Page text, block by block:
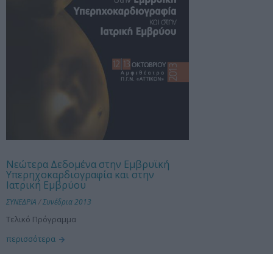
Νεώτερα Δεδομένα στην Εμβρυϊκή
Υπερηχοκαρδιογραφία και στην
Ιατρική Εμβρύου
ΣΥΝΕΔΡΙΑ /Συνέδρια 2013
Τελικό Πρόγραμμα
περισσότερα